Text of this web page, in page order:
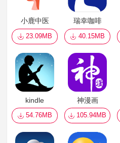
小鹿中医
23.09MB
瑞幸咖啡
40.15MB
kindle
54.76MB
神漫画
105.94MB